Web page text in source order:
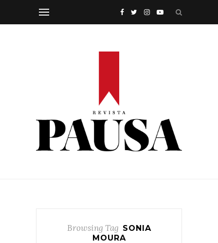
Browsing Tag SONIA
MOURA